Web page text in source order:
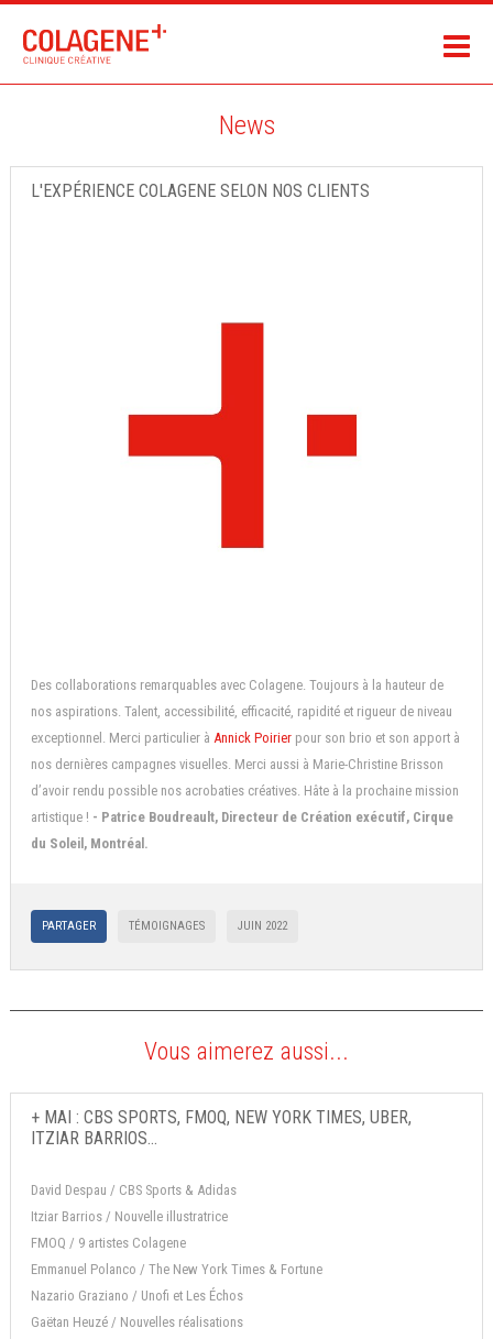
News
L'EXPÉRIENCE COLAGENE SELON NOS CLIENTS
Des collaborations remarquables avec Colagene. Toujours à la hauteur de
nos aspirations. Talent, accessibilité, efficacité, rapidité et rigueur de niveau
exceptionnel. Merci particulier à Annick Poirier pour son brio et son apport à
nos dernières campagnes visuelles. Merci aussi à Marie-Christine Brisson
d’avoir rendu possible nos acrobaties créatives. Hâte à la prochaine mission
artistique ! - Patrice Boudreault, Directeur de Création exécutif, Cirque
du Soleil, Montréal.
PARTAGER TÉMOIGNAGES JUIN 2022
Vous aimerez aussi...
+ MAI : CBS SPORTS, FMOQ, NEW YORK TIMES, UBER,
ITZIAR BARRIOS...
David Despau / CBS Sports & Adidas
Itziar Barrios / Nouvelle illustratrice
FMOQ / 9 artistes Colagene
Emmanuel Polanco / The New York Times & Fortune
Nazario Graziano / Unofi et Les Échos
Gaëtan Heuzé / Nouvelles réalisations